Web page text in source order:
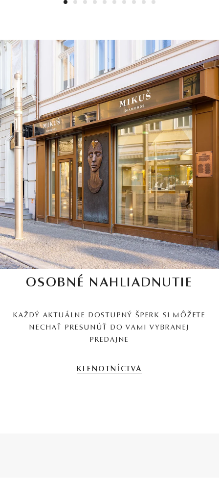
1 2 3 4 5 6 7 8 9 10
OSOBNÉ NAHLIADNUTIE
KAŽDÝ AKTUÁLNE DOSTUPNÝ ŠPERK SI MÔŽETE
NECHAŤ PRESUNÚŤ DO VAMI VYBRANEJ
PREDAJNE
KLENOTNÍCTVA